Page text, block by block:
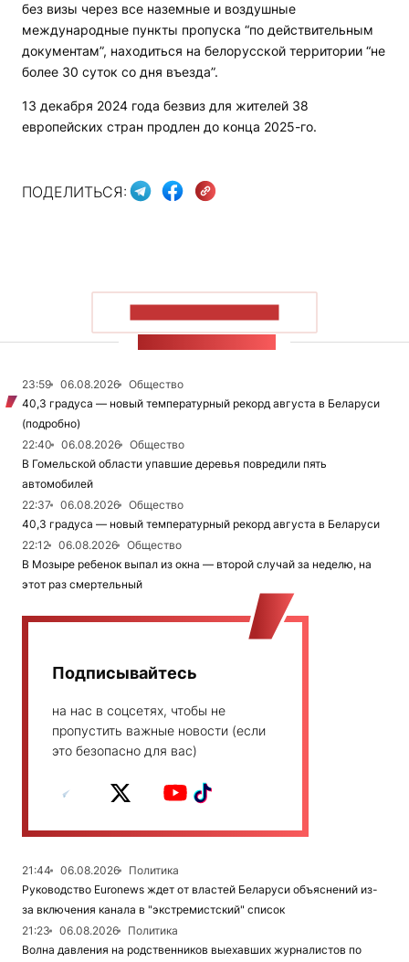
без визы через все наземные и воздушные
международные пункты пропуска “по действительным
документам”, находиться на белорусской территории “не
более 30 суток со дня въезда”.
13 декабря 2024 года безвиз для жителей 38
европейских стран продлен до конца 2025-го.
ПОДЕЛИТЬСЯ:
23:59 06.08.2026
Общество
40,3 градуса — новый температурный рекорд августа в Беларуси
(подробно)
22:40
06.08.2026
Общество
В Гомельской области упавшие деревья повредили пять
автомобилей
22:37
06.08.2026
Общество
40,3 градуса — новый температурный рекорд августа в Беларуси
22:12
06.08.2026
Общество
В Мозыре ребенок выпал из окна — второй случай за неделю, на
этот раз смертельный
Подписывайтесь
на нас в соцсетях, чтобы не
пропустить важные новости (если
это безопасно для вас)
21:44 06.08.2026
Политика
Руководство Euronews ждет от властей Беларуси объяснений из-
за включения канала в "экстремистский" список
21:23
06.08.2026
Политика
Волна давления на родственников выехавших журналистов по